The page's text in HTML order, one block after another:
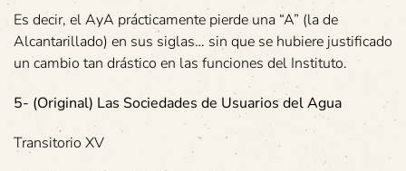
Es decir, el AyA prácticamente pierde una “A” (la de
Alcantarillado) en sus siglas… sin que se hubiere justificado
un cambio tan drástico en las funciones del Instituto.
5- (Original) Las Sociedades de Usuarios del Agua
Transitorio XV